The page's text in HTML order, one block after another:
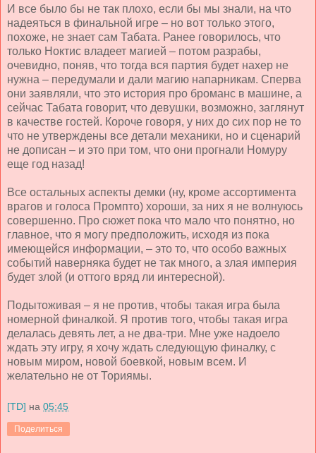
И все было бы не так плохо, если бы мы знали, на что
надеяться в финальной игре – но вот только этого,
похоже, не знает сам Табата. Ранее говорилось, что
только Ноктис владеет магией – потом разрабы,
очевидно, поняв, что тогда вся партия будет нахер не
нужна – передумали и дали магию напарникам. Сперва
они заявляли, что это история про броманс в машине, а
сейчас Табата говорит, что девушки, возможно, заглянут
в качестве гостей. Короче говоря, у них до сих пор не то
что не утверждены все детали механики, но и сценарий
не дописан – и это при том, что они прогнали Номуру
еще год назад!
Все остальных аспекты демки (ну, кроме ассортимента
врагов и голоса Промпто) хороши, за них я не волнуюсь
совершенно. Про сюжет пока что мало что понятно, но
главное, что я могу предположить, исходя из пока
имеющейся информации, – это то, что особо важных
событий наверняка будет не так много, а злая империя
будет злой (и оттого вряд ли интересной).
Подытоживая – я не против, чтобы такая игра была
номерной финалкой. Я против того, чтобы такая игра
делалась девять лет, а не два-три. Мне уже надоело
ждать эту игру, я хочу ждать следующую финалку, с
новым миром, новой боевкой, новым всем. И
желательно не от Ториямы.
[TD] на 05:45
Поделиться